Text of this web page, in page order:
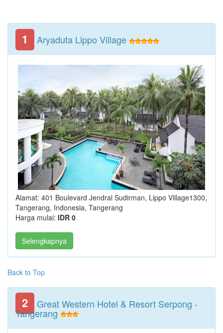
1 Aryaduta Lippo Village
Alamat: 401 Boulevard Jendral Sudirman, Lippo Village1300,
Tangerang, Indonesia, Tangerang
Harga mulai: IDR 0
Selengkapnya
Back to Top
2 Great Western Hotel & Resort Serpong -
Tangerang